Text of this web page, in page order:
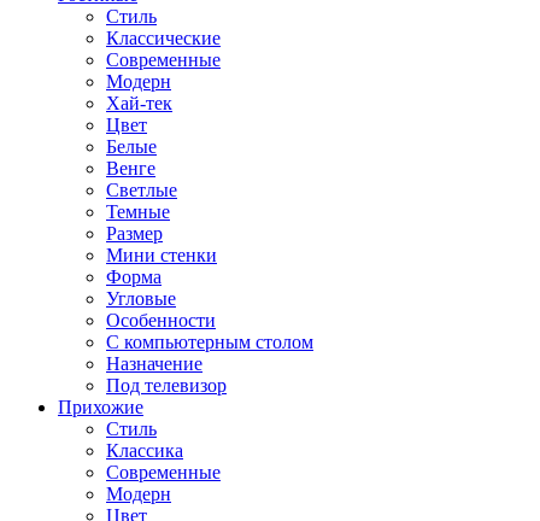
Стиль
Классические
Современные
Модерн
Хай-тек
Цвет
Белые
Венге
Светлые
Темные
Размер
Мини стенки
Форма
Угловые
Особенности
С компьютерным столом
Назначение
Под телевизор
Прихожие
Стиль
Классика
Современные
Модерн
Цвет